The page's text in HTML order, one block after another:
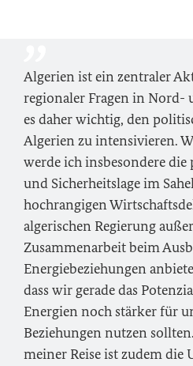
Algerien ist ein zentraler
regionaler Fragen in Nord-
es daher wichtig, den
Algerien zu intensivieren.
werde ich insbesondere
und Sicherheitslage im
hochrangigen
algerischen Regierung
Zusammenarbeit beim
Energiebeziehungen
dass wir gerade das
Energien noch stärker für
Beziehungen nutzen
meiner Reise ist zudem die